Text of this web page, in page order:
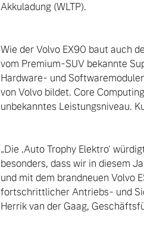
Akkuladung (WLTP).
Wie der Volvo EX90 baut auch
vom Premium-SUV bekannte
Hardware- und
von Volvo bildet. Core
unbekanntes Leistungsniveau.
„Die ‚Auto Trophy Elektro‘
besonders, dass wir in diesem
und mit dem brandneuen Volvo
fortschrittlicher Antriebs- und
Herrik van der Gaag,